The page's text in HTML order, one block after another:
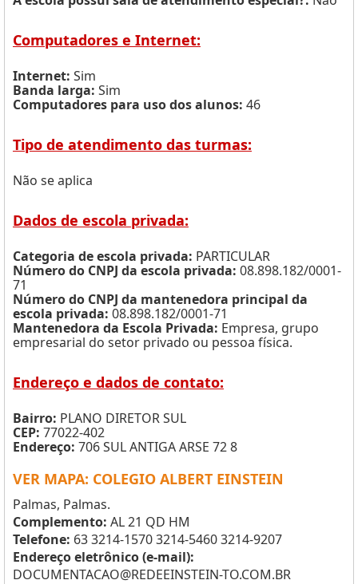
Computadores e Internet:
Internet: Sim
Banda larga: Sim
Computadores para uso dos alunos: 46
Tipo de atendimento das turmas:
Não se aplica
Dados de escola privada:
Categoria de escola privada: PARTICULAR
Número do CNPJ da escola privada: 08.898.182/0001-
71
Número do CNPJ da mantenedora principal da
escola privada: 08.898.182/0001-71
Mantenedora da Escola Privada: Empresa, grupo
empresarial do setor privado ou pessoa física.
Endereço e dados de contato:
Bairro: PLANO DIRETOR SUL
CEP: 77022-402
Endereço: 706 SUL ANTIGA ARSE 72 8
VER MAPA: COLEGIO ALBERT EINSTEIN
Palmas, Palmas.
Complemento: AL 21 QD HM
Telefone: 63 3214-1570 3214-5460 3214-9207
Endereço eletrônico (e-mail):
DOCUMENTACAO@REDEEINSTEIN-TO.COM.BR